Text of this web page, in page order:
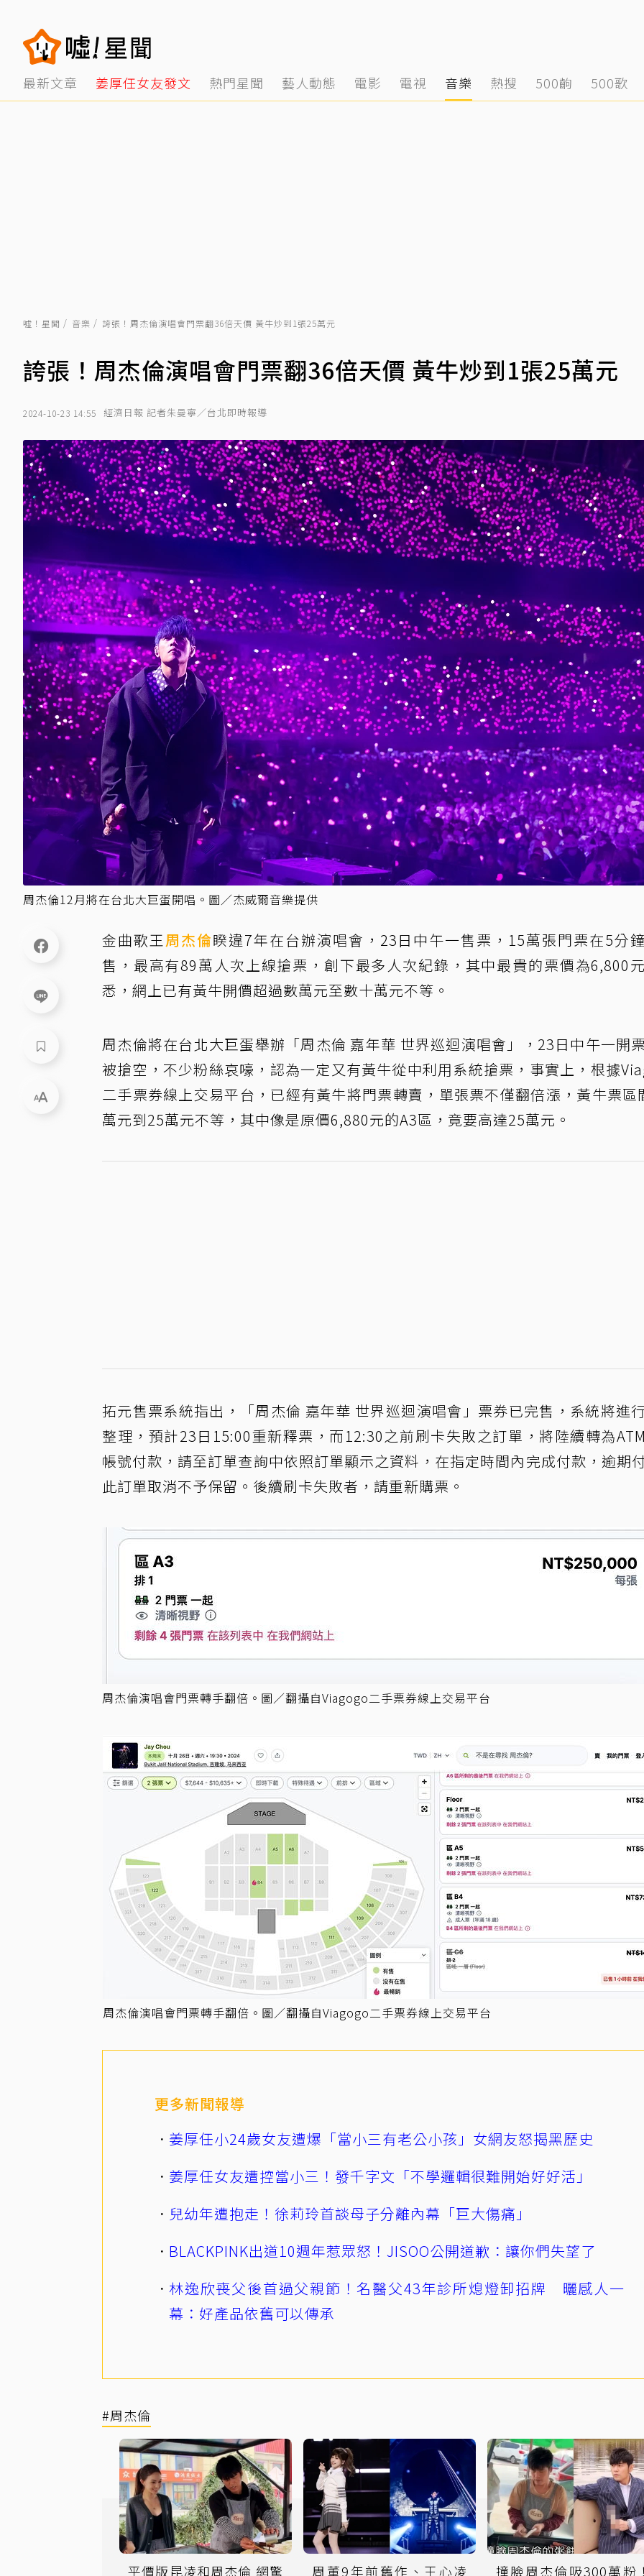
最新文章 姜厚任女友發文 熱門星聞 藝人動態 電影 電視 音樂 熱搜 500齣 500歌
噓！星聞 音樂 誇張！周杰倫演唱會門票翻36倍天價 黃牛炒到1張25萬元
誇張！周杰倫演唱會門票翻36倍天價 黃牛炒到1張25萬元
2024-10-23 14:55 經濟日報 記者朱曼寧／台北即時報導
周杰倫12月將在台北大巨蛋開唱。圖／杰威爾音樂提供
金曲歌王周杰倫睽違7年在台辦演唱會，23日中午一售票，15萬張門票在5分
售，最高有89萬人次上線搶票，創下最多人次紀錄，其中最貴的票價為6,800
悉，網上已有黃牛開價超過數萬元至數十萬元不等。
周杰倫將在台北大巨蛋舉辦「周杰倫 嘉年華 世界巡迴演唱會」，23日中午一開
被搶空，不少粉絲哀嚎，認為一定又有黃牛從中利用系統搶票，事實上，根據
二手票券線上交易平台，已經有黃牛將門票轉賣，單張票不僅翻倍漲，黃牛票區
萬元到25萬元不等，其中像是原價6,880元的A3區，竟要高達25萬元。
拓元售票系統指出，「周杰倫 嘉年華 世界巡迴演唱會」票券已完售，系統將進
整理，預計23日15:00重新釋票，而12:30之前刷卡失敗之訂單，將陸續轉為
帳號付款，請至訂單查詢中依照訂單顯示之資料，在指定時間內完成付款，逾期
此訂單取消不予保留。後續刷卡失敗者，請重新購票。
周杰倫演唱會門票轉手翻倍。圖／翻攝自Viagogo二手票券線上交易平台
周杰倫演唱會門票轉手翻倍。圖／翻攝自Viagogo二手票券線上交易平台
更多新聞報導
姜厚任小24歲女友遭爆「當小三有老公小孩」女網友怒揭黑歷史
姜厚任女友遭控當小三！發千字文「不學邏輯很難開始好好活」
兒幼年遭抱走！徐莉玲首談母子分離內幕「巨大傷痛」
BLACKPINK出道10週年惹眾怒！JISOO公開道歉：讓你們失望了
林逸欣喪父後首過父親節！名醫父43年診所熄燈卸招牌 曬感人一
幕：好產品依舊可以傳承
#周杰倫
平價版昆凌和周杰倫 網驚 周董9年前舊作、王心凌 撞臉周杰倫吸300萬粉！